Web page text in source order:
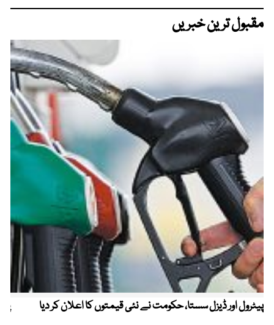
مقبول ترین خبریں
پیٹرول اور ڈیزل سستا، حکومت نے نئی قیمتوں کا اعلان کر دیا